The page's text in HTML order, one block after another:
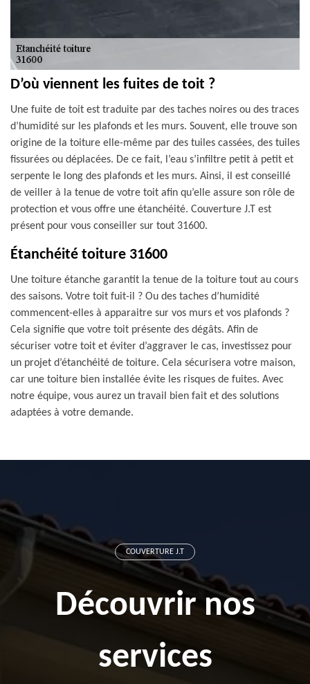
D’où viennent les fuites de toit ?
Une fuite de toit est traduite par des taches noires ou des traces
d’humidité sur les plafonds et les murs. Souvent, elle trouve son
origine de la toiture elle-même par des tuiles cassées, des tuiles
fissurées ou déplacées. De ce fait, l’eau s’infiltre petit à petit et
serpente le long des plafonds et les murs. Ainsi, il est conseillé
de veiller à la tenue de votre toit afin qu’elle assure son rôle de
protection et vous offre une étanchéité. Couverture J.T est
présent pour vous conseiller sur tout 31600.
Étanchéité toiture 31600
Une toiture étanche garantit la tenue de la toiture tout au cours
des saisons. Votre toit fuit-il ? Ou des taches d’humidité
commencent-elles à apparaitre sur vos murs et vos plafonds ?
Cela signifie que votre toit présente des dégâts. Afin de
sécuriser votre toit et éviter d’aggraver le cas, investissez pour
un projet d’étanchéité de toiture. Cela sécurisera votre maison,
car une toiture bien installée évite les risques de fuites. Avec
notre équipe, vous aurez un travail bien fait et des solutions
adaptées à votre demande.
COUVERTURE J.T
Découvrir nos
services